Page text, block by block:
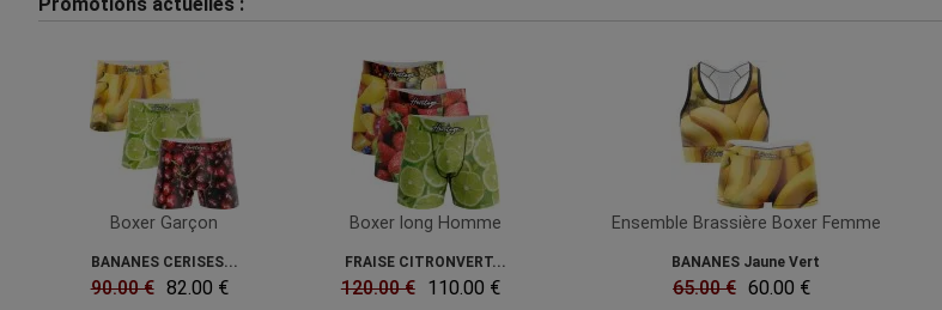
Boxer Garçon
BANANES CERISES...
90.00 € 82.00 €
Boxer long Homme
FRAISE CITRONVERT...
120.00 € 110.00 €
Ensemble Brassière Boxer Femme
BANANES Jaune Vert
65.00 € 60.00 €